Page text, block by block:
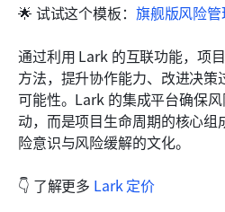
🌟 试试这个模板： 旗舰版风险管
通过利用 Lark 的互联功能，项
方法，提升协作能力、改进决
可能性。Lark 的集成平台确保
动，而是项目生命周期的核心
险意识与风险缓解的文化。
👇 了解更多 Lark 定价